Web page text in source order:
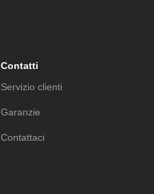
Contatti
Servizio clienti
Garanzie
Contattaci